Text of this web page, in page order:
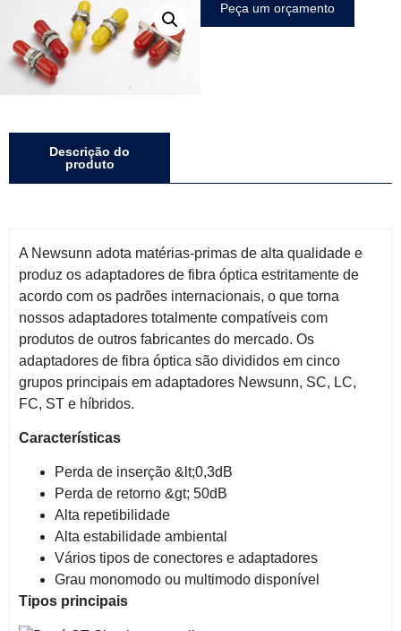
Peça um orçamento
Descrição do
produto
A Newsunn adota matérias-primas de alta qualidade e
produz os adaptadores de fibra óptica estritamente de
acordo com os padrões internacionais, o que torna
nossos adaptadores totalmente compatíveis com
produtos de outros fabricantes do mercado. Os
adaptadores de fibra óptica são divididos em cinco
grupos principais em adaptadores Newsunn, SC, LC,
FC, ST e híbridos.
Características
Perda de inserção &lt;0,3dB
Perda de retorno &gt; 50dB
Alta repetibilidade
Alta estabilidade ambiental
Vários tipos de conectores e adaptadores
Grau monomodo ou multimodo disponível
Tipos principais